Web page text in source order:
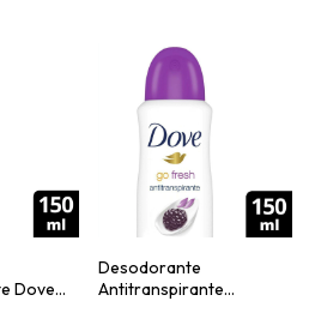
Dove
Desodorante
Antitranspirante